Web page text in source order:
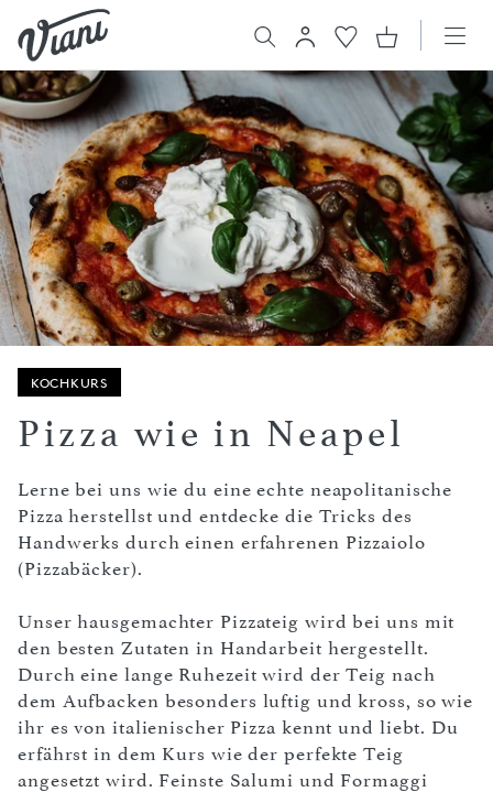
KOCHKURS
Pizza wie in Neapel
Lerne bei uns wie du eine echte neapolitanische
Pizza herstellst und entdecke die Tricks des
Handwerks durch einen erfahrenen Pizzaiolo
(Pizzabäcker).
Unser hausgemachter Pizzateig wird bei uns mit
den besten Zutaten in Handarbeit hergestellt.
Durch eine lange Ruhezeit wird der Teig nach
dem Aufbacken besonders luftig und kross, so wie
ihr es von italienischer Pizza kennt und liebt. Du
erfährst in dem Kurs wie der perfekte Teig
angesetzt wird. Feinste Salumi und Formaggi